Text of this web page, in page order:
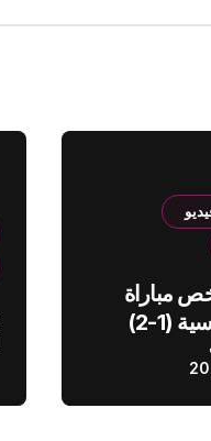
مباراة
الهلال والقادسية (1-2)